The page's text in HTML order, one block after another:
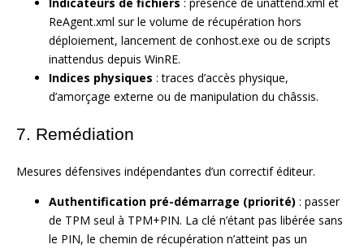
ReAgent.xml sur le volume de récupération hors
déploiement, lancement de conhost.exe ou de scripts
inattendus depuis WinRE.
Indices physiques : traces d’accès physique,
d’amorçage externe ou de manipulation du châssis.
7. Remédiation
Mesures défensives indépendantes d’un correctif éditeur.
Authentification pré-démarrage (priorité) : passer
de TPM seul à TPM+PIN. La clé n’étant pas libérée sans
le PIN, le chemin de récupération n’atteint pas un